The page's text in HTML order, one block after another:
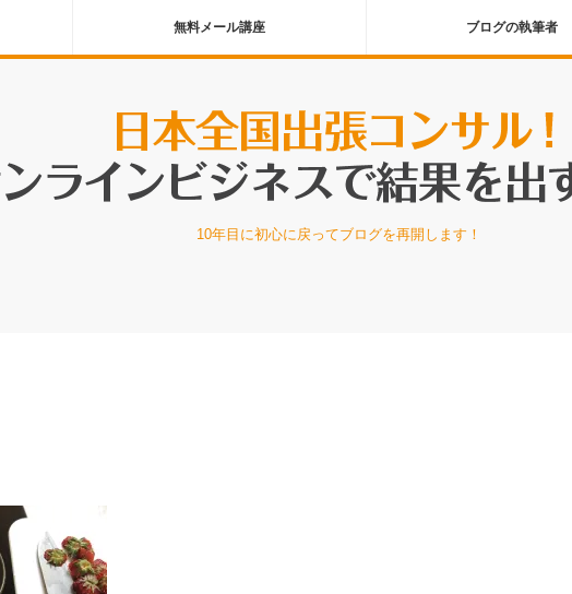
無料メール講座 ブログの執筆者
10年目に初心に戻ってブログを再開します！